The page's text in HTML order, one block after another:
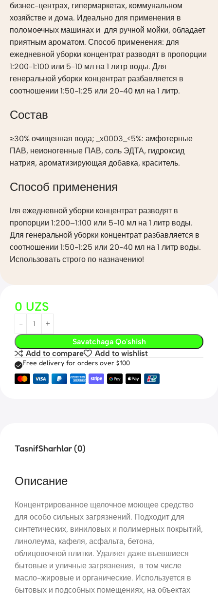
бизнес-центрах, гипермаркетах, коммунальном
хозяйстве и дома. Идеально для применения в
поломоечных машинах и для ручной мойки, обладает
приятным ароматом. Способ применения: для
ежедневной уборки концентрат разводят в пропорции
1:200-1:100 или 5-10 мл на 1 литр воды. Для
генеральной уборки концентрат разбавляется в
соотношении 1:50-1:25 или 20-40 мл на 1 литр.
Состав
≥30% очищенная вода; _x0003_<5%: амфотерные
ПАВ, неионогенные ПАВ, соль ЭДТА, гидроксид
натрия, ароматизирующая добавка, краситель.
Способ применения
lля ежедневной уборки концентрат разводят в
пропорции 1:200–1:100 или 5-10 мл на 1 литр воды.
Для генеральной уборки концентрат разбавляется в
соотношении 1:50-1:25 или 20-40 мл на 1 литр воды.
Использовать строго по назначению!
0 UZS
Savatchaga Qo'shish
Add to compare
Add to wishlist
Free delivery for orders over $100
TasnifSharhlar (0)
Описание
Концентрированное щелочное моющее средство
для особо сильных загрязнений. Подходит для
синтетических, виниловых и полимерных покрытий,
линолеума, кафеля, асфальта, бетона,
облицовочной плитки. Удаляет даже въевшиеся
бытовые и уличные загрязнения, в том числе
масло-жировые и органические. Используется в
бытовых и подсобных помещениях, на объектах